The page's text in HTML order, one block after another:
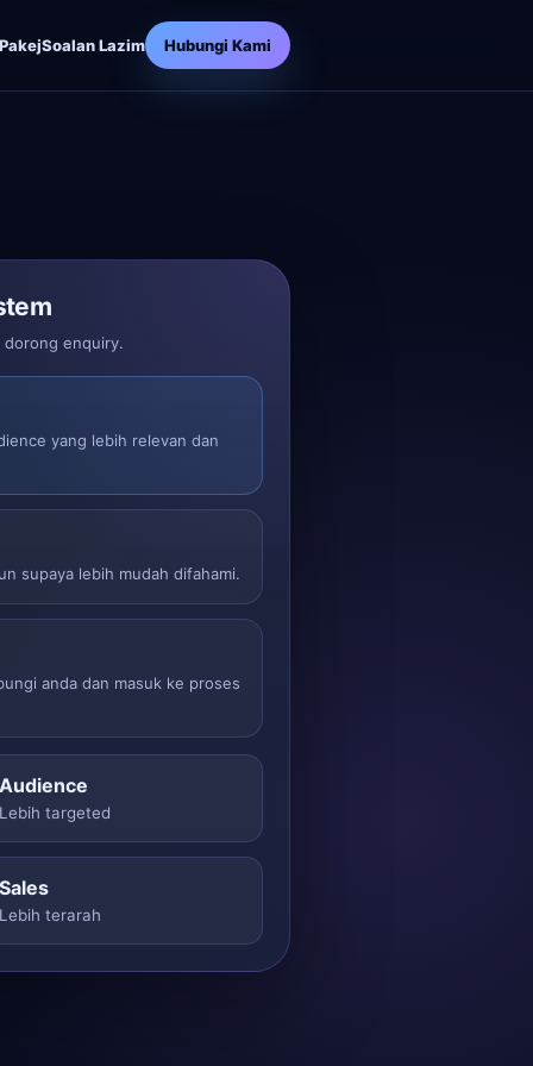
PakejSoalan Lazim Hubungi Kami
dorong enquiry.
yang lebih relevan dan
supaya lebih mudah difahami.
anda dan masuk ke proses
Audience
Lebih targeted
Sales
Lebih terarah